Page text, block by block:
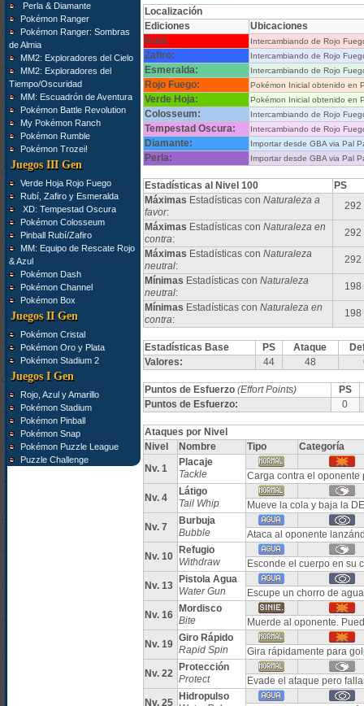
Perla & Diamante
Pokémon Ranger
Pokémon Ranger: Sombras
de Almia
MM2: Exploradores del Cielo
MM2: Exploradores del
Tiempo/Oscuridad
MM: Escuadrón de Aventura
Pokémon Battle Revolution
My Pokémon Ranch
Pokémon Rumble
Pokémon Trozei!
Juegos III Gen
Verde Hoja Rojo Fuego
Rubí, Zafiro y Esmeralda
XD: Tempestad Oscura
Pokémon Colosseum
Pinball Rubí/Zafiro
MM: Equipo de Rescate Rojo
& Azul
Pokémon Dash
Pokémon Channel
Pokémon Box
Juegos II Gen
Pokémon Cristal
Pokémon Oro y Plata
Pokémon Stadium 2
Juegos I Gen
Rojo, Azul y Amarillo
Pokémon Stadium
Pokémon Pinball
Pokémon Snap
Pokémon Puzzle League
Puzzle Challenge
Localización
Ediciones
Ubicaciones
Rubí:
Intercambiando de Rojo
Zafiro: Intercambiando de Rojo
Esmeralda: Intercambiando de Rojo
Rojo Fuego: Pokémon Inicial obtenido en
Verde Hoja: Pokémon Inicial obtenido en
Colosseum: Intercambiando de Rojo
Tempestad Oscura: Intercambiando de Rojo
Diamante: Importar desde GBA via Pal
Perla: Importar desde GBA via Pal
Estadísticas al Nivel 100
PS
Máximas Estadísticas con Naturaleza a
favor:
292
Máximas Estadísticas con Naturaleza en
contra:
292
Máximas Estadísticas con Naturaleza
neutral:
292
Mínimas Estadísticas con Naturaleza
neutral:
198
Mínimas Estadísticas con Naturaleza en
contra:
198
Estadísticas Base PS Ataque
Valores:
44 48
Puntos de Esfuerzo (Effort Points)
PS
Puntos de Esfuerzo:
0
Ataques por Nivel
Nivel
Nombre Tipo
Categoría
Nv. 1
Placaje
Tackle
Carga contra el oponente
Nv. 4
Látigo
Tail Whip
Mueve la cola y baja la
Nv. 7
Burbuja
Bubble
Ataca al oponente
Nv. 10
Refugio
Withdraw
Esconde el cuerpo en su
Nv. 13
Pistola Agua
Water Gun
Escupe un chorro de
Nv. 16
Mordisco
Bite
Muerde al oponente.
Nv. 19
Giro Rápido
Rapid Spin
Gira rápidamente para
Nv. 22
Protección
Protect
Evade el ataque pero
Nv. 25
Hidropulso